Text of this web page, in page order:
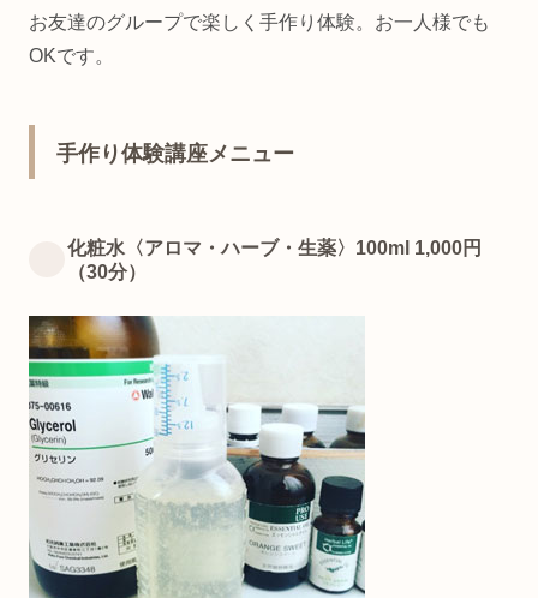
お友達のグループで楽しく手作り体験。お一人様でも
OKです。
手作り体験講座メニュー
化粧水〈アロマ・ハーブ・生薬〉100ml 1,000円
（30分）